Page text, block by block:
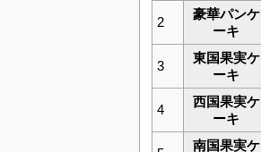
2
豪華パンケ
ーキ
3
東国果実ケ
ーキ
4
西国果実ケ
ーキ
南国果実ケ